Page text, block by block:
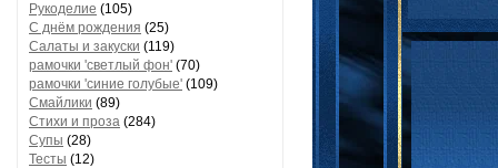
Рукоделие (105)
С днём рождения (25)
Салаты и закуски (119)
рамочки 'светлый фон' (70)
рамочки 'синие голубые' (109)
Смайлики (89)
Стихи и проза (284)
Супы (28)
Тесты (12)